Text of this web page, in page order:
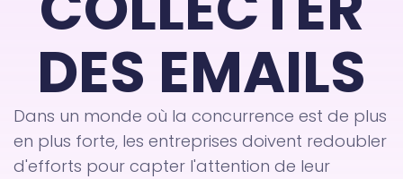
DES EMAILS
Dans un monde où la concurrence est de plus
en plus forte, les entreprises doivent redoubler
d'efforts pour capter l'attention de leur